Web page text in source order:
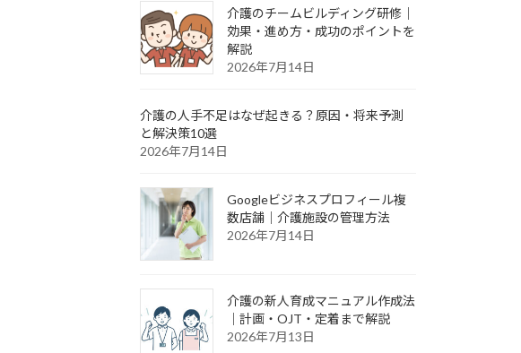
介護のチームビルディング研修｜
効果・進め方・成功のポイントを
解説
2026年7月14日
介護の人手不足はなぜ起きる？原因・将来予測
と解決策10選
2026年7月14日
Googleビジネスプロフィール複
数店舗｜介護施設の管理方法
2026年7月14日
介護の新人育成マニュアル作成法
｜計画・OJT・定着まで解説
2026年7月13日